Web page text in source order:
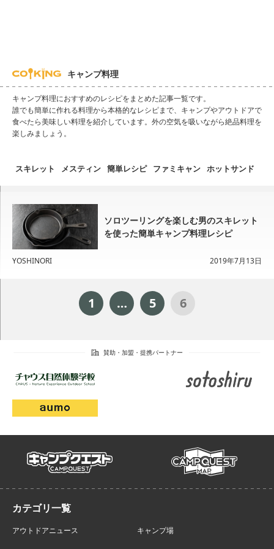
キャンプ料理
キャンプ料理におすすめのレシピをまとめた記事一覧です。
誰でも簡単に作れる料理から本格的なレシピまで、キャンプやアウトドアで
食べたら美味しい料理を紹介しています。外の空気を吸いながら絶品料理を
楽しみましょう。
スキレット メスティン 簡単レシピ ファミキャン ホットサンド
ソロツーリングを楽しむ男のスキレット
を使った簡単キャンプ料理レシピ
YOSHINORI 2019年7月13日
1 … 5 6
campquest campmap
アウトドアニュース キャンプ場